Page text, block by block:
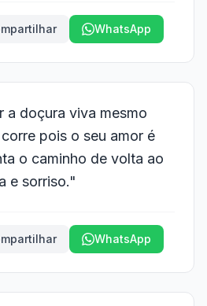
WhatsApp
a doçura viva mesmo
pois o seu amor é
o caminho de volta ao
e sorriso."
WhatsApp